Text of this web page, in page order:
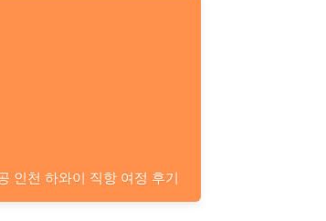
인천 하와이 직항 여정 후기